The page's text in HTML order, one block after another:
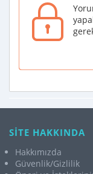
SİTE HAKKINDA
Hakkımızda
Güvenlik/Gizlilik